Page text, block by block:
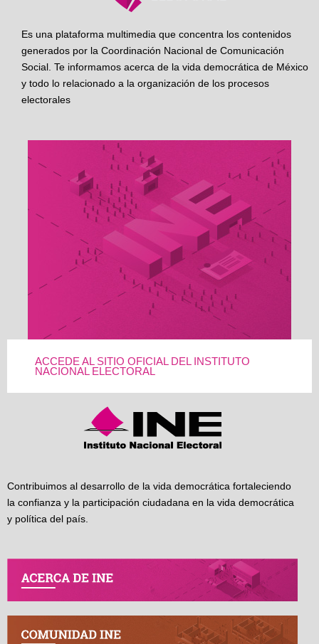
Es una plataforma multimedia que concentra los contenidos
generados por la Coordinación Nacional de Comunicación
Social. Te informamos acerca de la vida democrática de México
y todo lo relacionado a la organización de los procesos
electorales
ACCEDE AL SITIO OFICIAL DEL INSTITUTO
NACIONAL ELECTORAL
Contribuimos al desarrollo de la vida democrática fortaleciendo
la confianza y la participación ciudadana en la vida democrática
y política del país.